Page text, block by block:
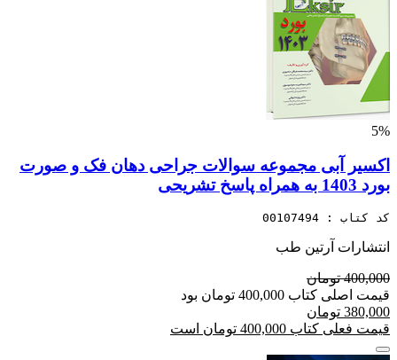
5%
اکسیر آبی مجموعه سوالات جراحی دهان فک و صورت
بورد 1403 به همراه پاسخ تشریحی
کد کتاب : 00107494
انتشارات آرتین طب
400,000 تومان
قیمت اصلی کتاب 400,000 تومان بود
380,000 تومان
قیمت فعلی کتاب 400,000 تومان است